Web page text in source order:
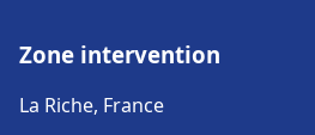
Zone intervention
La Riche, France